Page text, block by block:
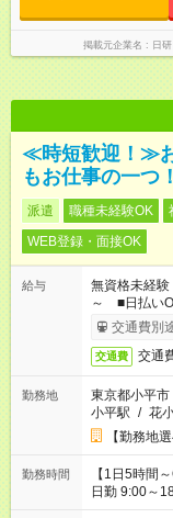
掲載元企業名 日
≪時短歓迎！≫
もお仕事の一つ
派遣 職種未経験OK
WEB登録・面接OK
給与
無資格未経
～ ■日払い
交通費別
交通費 交通
勤務地
東京都小平市
小平駅 / 花
【勤務地
勤務時間
【1日5時間～
日勤 9:00～
短 10:00～15:00 上記はあくまで一例です。 「夕